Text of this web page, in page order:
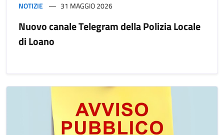
NOTIZIE 31 MAGGIO 2026
Nuovo canale Telegram della Polizia Locale
di Loano